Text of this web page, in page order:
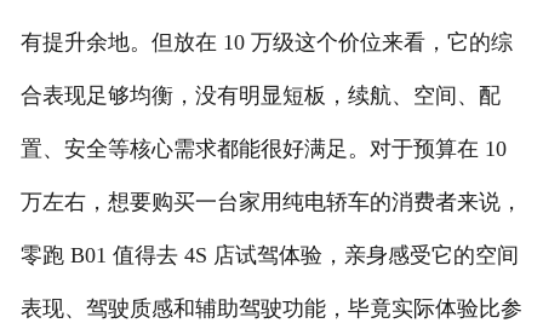
有提升余地。但放在 10 万级这个价位来看，它的综
合表现足够均衡，没有明显短板，续航、空间、配
置、安全等核心需求都能很好满足。对于预算在 10
万左右，想要购买一台家用纯电轿车的消费者来说，
零跑 B01 值得去 4S 店试驾体验，亲身感受它的空间
表现、驾驶质感和辅助驾驶功能，毕竟实际体验比参